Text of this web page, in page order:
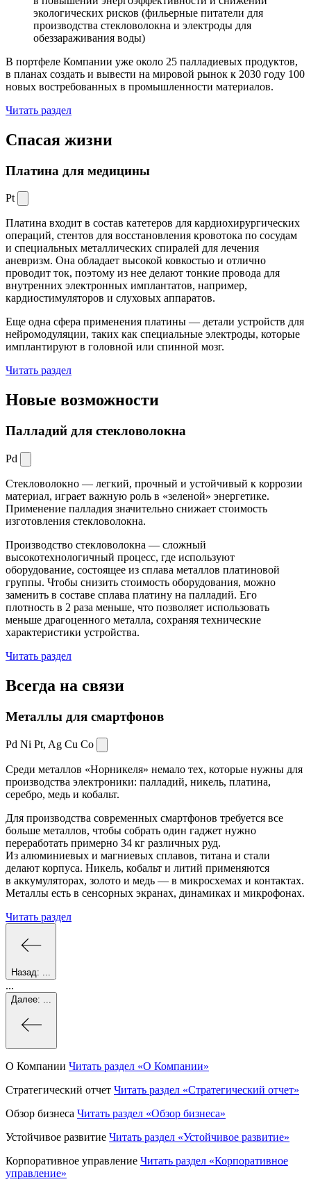
экологических рисков (фильерные питатели для
производства стекловолокна и электроды для
обеззараживания воды)
В портфеле Компании уже около 25 палладиевых продуктов,
в планах создать и вывести на мировой рынок к 2030 году 100
новых востребованных в промышленности материалов.
Читать раздел
Спасая жизни
Платина для медицины
Pt
Платина входит в состав катетеров для кардиохирургических
операций, стентов для восстановления кровотока по сосудам
и специальных металлических спиралей для лечения
аневризм. Она обладает высокой ковкостью и отлично
проводит ток, поэтому из нее делают тонкие провода для
внутренних электронных имплантатов, например,
кардиостимуляторов и слуховых аппаратов.
Еще одна сфера применения платины — детали устройств для
нейромодуляции, таких как специальные электроды, которые
имплантируют в головной или спинной мозг.
Читать раздел
Новые возможности
Палладий для стекловолокна
Pd
Стекловолокно — легкий, прочный и устойчивый к коррозии
материал, играет важную роль в «зеленой» энергетике.
Применение палладия значительно снижает стоимость
изготовления стекловолокна.
Производство стекловолокна — сложный
высокотехнологичный процесс, где используют
оборудование, состоящее из сплава металлов платиновой
группы. Чтобы снизить стоимость оборудования, можно
заменить в составе сплава платину на палладий. Его
плотность в 2 раза меньше, что позволяет использовать
меньше драгоценного металла, сохраняя технические
характеристики устройства.
Читать раздел
Всегда на связи
Металлы для смартфонов
Pd Ni Pt, Ag Cu Co
Среди металлов «Норникеля» немало тех, которые нужны для
производства электроники: палладий, никель, платина,
серебро, медь и кобальт.
Для производства современных смартфонов требуется все
больше металлов, чтобы собрать один гаджет нужно
переработать примерно 34 кг различных руд.
Из алюминиевых и магниевых сплавов, титана и стали
делают корпуса. Никель, кобальт и литий применяются
в аккумуляторах, золото и медь — в микросхемах и контактах.
Металлы есть в сенсорных экранах, динамиках и микрофонах.
Читать раздел
Назад:
...
Далее:
О Компании Читать раздел «О Компании»
Стратегический отчет Читать раздел «Стратегический отчет»
Обзор бизнеса Читать раздел «Обзор бизнеса»
Устойчивое развитие Читать раздел «Устойчивое развитие»
Корпоративное управление Читать раздел «Корпоративное
управление»